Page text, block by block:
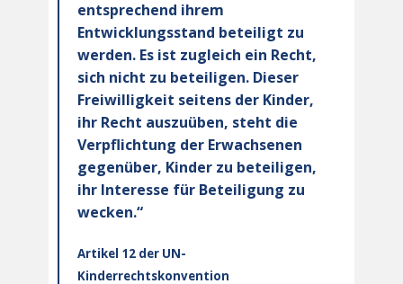
entsprechend ihrem
Entwicklungsstand beteiligt zu
werden. Es ist zugleich ein Recht,
sich nicht zu beteiligen. Dieser
Freiwilligkeit seitens der Kinder,
ihr Recht auszuüben, steht die
Verpflichtung der Erwachsenen
gegenüber, Kinder zu beteiligen,
ihr Interesse für Beteiligung zu
wecken.“
Artikel 12 der UN-
Kinderrechtskonvention